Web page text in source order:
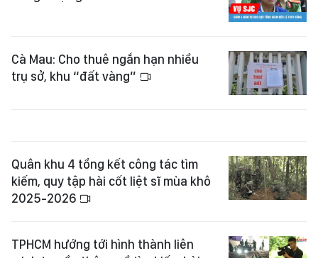
Cà Mau: Cho thuê ngắn hạn nhiều
trụ sở, khu “đất vàng”
Quân khu 4 tổng kết công tác tìm
kiếm, quy tập hài cốt liệt sĩ mùa khô
2025-2026
TPHCM hướng tới hình thành liên